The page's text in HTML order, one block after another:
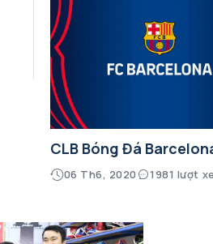
CLB Bóng Đá
06 Th6, 2020 1981 lượt